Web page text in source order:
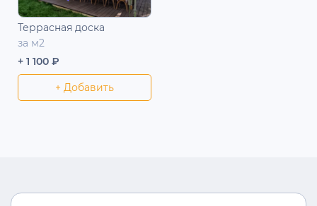
Террасная доска
за м2
+ 1 100 ₽
+ Добавить